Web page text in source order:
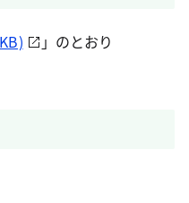
」のとおり